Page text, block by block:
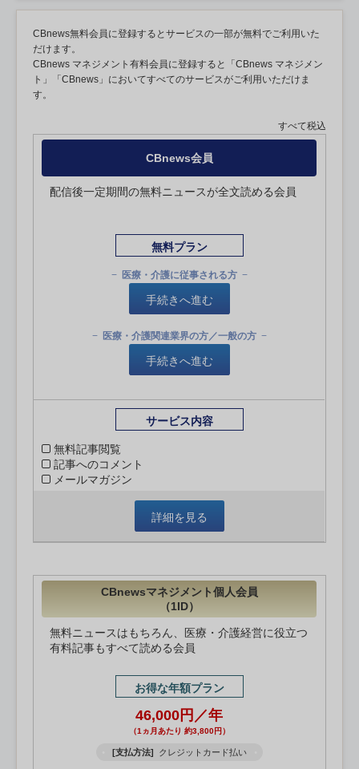
CBnews無料会員に登録するとサービスの一部が無料でご利用いた
だけます。
CBnews マネジメント有料会員に登録すると「CBnews マネジメン
ト」「CBnews」においてすべてのサービスがご利用いただけま
す。
すべて税込
CBnews会員
配信後一定期間の無料ニュースが全文読める会員
無料プラン
医療・介護に従事される方
手続きへ進む
医療・介護関連業界の方／一般の方
手続きへ進む
サービス内容
無料記事閲覧
記事へのコメント
メールマガジン
詳細を見る
CBnewsマネジメント個人会員
（1ID）
無料ニュースはもちろん、医療・介護経営に役立つ
有料記事もすべて読める会員
お得な年額プラン
46,000円／年
（1ヵ月あたり 約3,800円）
[支払方法] クレジットカード払い